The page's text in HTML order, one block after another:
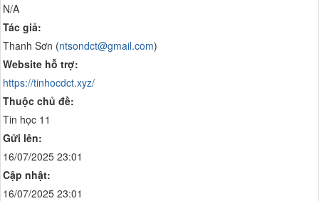
N/A
Tác giả:
Thanh Sơn (ntsondct@gmail.com)
Website hỗ trợ:
https://tinhocdct.xyz/
Thuộc chủ đề:
Tin học 11
Gửi lên:
16/07/2025 23:01
Cập nhật:
16/07/2025 23:01